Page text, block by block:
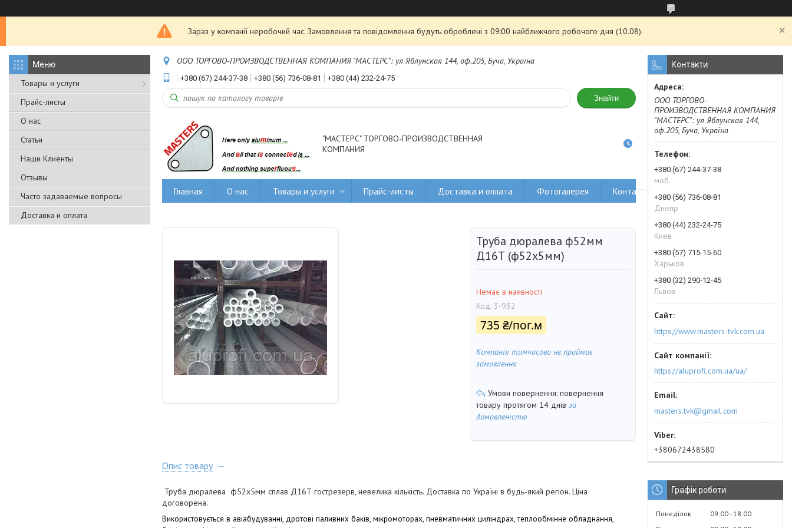
Зараз у компанії неробочий час. Замовлення та повідомлення будуть оброблені з 09:00 найближчого робочого дня (10.08).
Товары и услуги
Прайс-листы
О нас
Статьи
Наши Клиенты
Отзывы
Часто задаваемые вопросы
Доставка и оплата
ООО ТОРГОВО-ПРОИЗВОДСТВЕННАЯ КОМПАНИЯ "МАСТЕРС": ул Яблунская 144, оф.205, Буча, Україна
+380 (67) 244-37-38 +380 (56) 736-08-81 +380 (44) 232-24-75
Знайти
"МАСТЕРС" ТОРГОВО-ПРОИЗВОДСТВЕННАЯ
КОМПАНИЯ
Главная О нас Товары и услуги Прайс-листы Доставка и оплата Фотогалерея Контакты
Труба дюралева ф52мм
Д16Т (ф52х5мм)
Немає в наявності
Код: 3-932
735 ₴/пог.м
Компанія тимчасово не приймає
замовлення
повернення
товару протягом 14 днів за
домовленістю
Опис товару
Труба дюралева ф52х5мм сплав Д16Т гострезерв, невелика кількість. Доставка по Україні в будь-який регіон. Ціна
договорена.
Використовується в авіабудуванні, дротові паливних баків, мікромоторах, пневматичних циліндрах, теплообмінне обладнання,
Контакти
ООО ТОРГОВО-
ПРОИЗВОДСТВЕННАЯ КОМПАНИЯ
"МАСТЕРС": ул Яблунская 144,
оф.205, Буча, Україна
+380 (67) 244-37-38
моб.
+380 (56) 736-08-81
Днепр
+380 (44) 232-24-75
Киев
+380 (57) 715-15-60
Харьков
+380 (32) 290-12-45
Львов
https://www.masters-tvk.com.ua
https://aluprofi.com.ua/ua/
masters.tvk@gmail.com
+380672438580
Графік роботи
Понеділок 09:00 18:00